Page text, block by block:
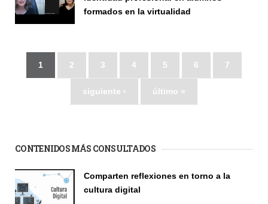
formados en la virtualidad
1 2 3 4 5 6 7
siguiente › último »
CONTENIDOS MÁS CONSULTADOS
Comparten reflexiones en torno a la
cultura digital